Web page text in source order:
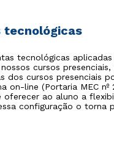
tecnológicas
tecnológicas
cursos
dos cursos presenciais
on-line (Portaria MEC nº
oferecer ao aluno a
configuração o torna
do seu
com aPolítica de
da Cruzeiro do Sul.